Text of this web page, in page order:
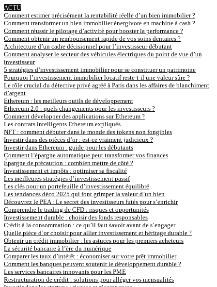
ACTU
Comment estimer précisément la rentabilité réelle d’un bien immobilier ?
Comment transformer un bien immobilier énergivore en machine à cash ?
Comment réussir le pilotage d’activité pour booster la performance ?
Comment obtenir un remboursement rapide de vos soins dentaires ?
Architecture d’un cadre décisionnel pour l’investisseur débutant
Comment analyser le secteur des véhicules électriques du point de vue d’un
investisseur
5 stratégies d’investissement immobilier pour se constituer un patrimoine
Pourquoi l’investissement immobilier locatif reste-t-il une valeur sûre ?
Le rôle crucial du détective privé agréé à Paris dans les affaires de blanchiment
d’argent
Ethereum : les meilleurs outils de développement
Ethereum 2.0 : quels changements pour les investisseurs ?
Comment développer des applications sur Ethereum ?
Les contrats intelligents Ethereum expliqués
NFT : comment débuter dans le monde des tokens non fongibles
Investir dans des pièces d’or : est-ce vraiment judicieux ?
Investir dans Ethereum : guide pour les débutants
Comment l’épargne automatique peut transformer vos finances
Épargne de précaution : combien mettre de côté ?
Investissement et impôts : optimiser sa fiscalité
Les meilleures stratégies d’investissement passif
Les clés pour un portefeuille d’investissement équilibré
Les tendances déco 2025 qui font grimper la valeur d’un bien
Découvrez le PEA : Le secret des investisseurs futés pour s’enrichir
Comprendre le trading de CFD : risques et opportunités
Investissement durable : choisir des fonds responsables
Crédit à la consommation : ce qu’il faut savoir avant de s’engager
Quelle pièce d’or choisir pour allier investissement et héritage durable ?
Obtenir un crédit immobilier : les astuces pour les premiers acheteurs
La sécurité bancaire à l’ère du numérique
Comparer les taux d’intérêt : économiser sur votre prêt immobilier
Comment les banques peuvent soutenir le développement durable ?
Les services bancaires innovants pour les PME
Restructuration de crédit : solutions pour alléger vos mensualités